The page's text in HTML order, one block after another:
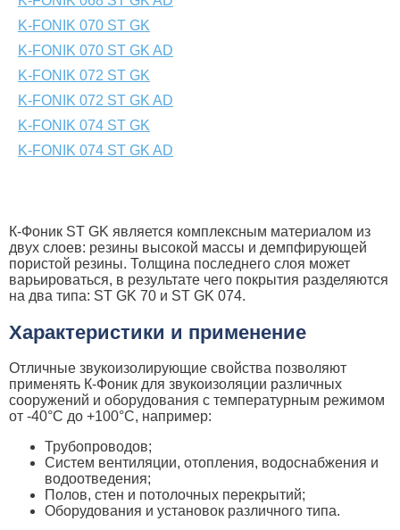
K-FONIK 070 ST GK
K-FONIK 070 ST GK AD
K-FONIK 072 ST GK
K-FONIK 072 ST GK AD
K-FONIK 074 ST GK
K-FONIK 074 ST GK AD
К-Фоник ST GK является комплексным материалом из
двух слоев: резины высокой массы и демпфирующей
пористой резины. Толщина последнего слоя может
варьироваться, в результате чего покрытия разделяются
на два типа: ST GK 70 и ST GK 074.
Характеристики и применение
Отличные звукоизолирующие свойства позволяют
применять К-Фоник для звукоизоляции различных
сооружений и оборудования с температурным режимом
от -40°C до +100°C, например:
Трубопроводов;
Систем вентиляции, отопления, водоснабжения и
водоотведения;
Полов, стен и потолочных перекрытий;
Оборудования и установок различного типа.